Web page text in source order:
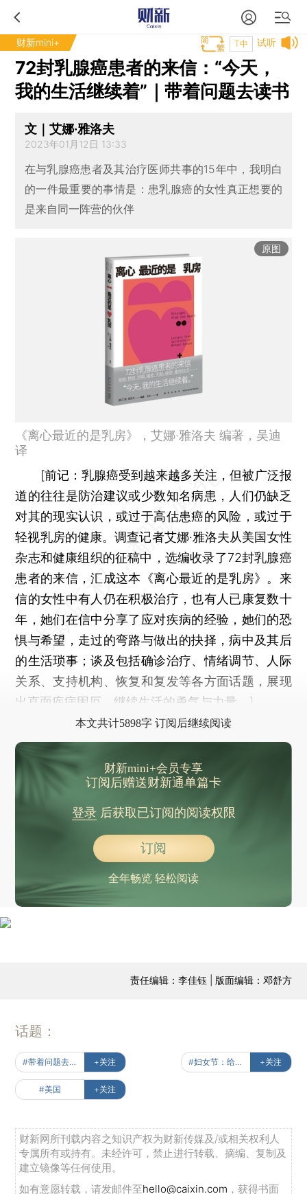
财新mini+ 试听
T中
72封乳腺癌患者的来信：“今天，
我的生活继续着”｜带着问题去读书
文｜艾娜·雅洛夫
2023年01月12日 13:33
在与乳腺癌患者及其治疗医师共事的15年中，我明白
的一件最重要的事情是：患乳腺癌的女性真正想要的
是来自同一阵营的伙伴
原图
《离心最近的是乳房》，艾娜·雅洛夫 编著，吴迪
译
[前记： 乳腺癌受到越来越多关注，但被广泛报
道的往往是防治建议或少数知名病患，人们仍缺乏
对其的现实认识，或过于高估患癌的风险，或过于
轻视乳房的健康。调查记者艾娜·雅洛夫从美国女性
杂志和健康组织的征稿中，选编收录了72封乳腺癌
患者的来信，汇成这本《离心最近的是乳房》。来
信的女性中有人仍在积极治疗，也有人已康复数十
年，她们在信中分享了应对疾病的经验，她们的恐
惧与希望，走过的弯路与做出的抉择，病中及其后
的生活琐事；谈及包括确诊治疗、情绪调节、人际
关系、支持机构、恢复和复发等各方面话题，展现
出直面疾病困厄、继续生活的勇气与力量。]
本文共计5898字 订阅后继续阅读
财新mini+会员专享
订阅后赠送财新通单篇卡
登录后获取已订阅的阅读权限
订阅
全年畅览 轻松阅读
责任编辑：李佳钰 | 版面编辑：邓舒方
话题：
+关注 #妇女节：给未来女性的声音 +关注
#美国 +关注
财新网所刊载内容之知识产权为财新传媒及/或相关权利人
专属所有或持有。未经许可，禁止进行转载、摘编、复制及
建立镜像等任何使用。
如有意愿转载，请发邮件至hello@caixin.com ，获得书面